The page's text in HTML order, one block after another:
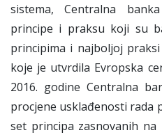
sistema, Centralna
principe i praksu koji su
principima i najboljoj
koje je utvrdila Evropska
2016. godine Centralna
procjene usklađenosti rada
set principa zasnovanih